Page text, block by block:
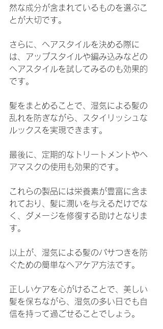
然な成分が含まれているものを選ぶこ
とが大切です。
さらに、ヘアスタイルを決める際に
は、アップスタイルや編み込みなどの
ヘアスタイルを試してみるのも効果的
です。
髪をまとめることで、湿気による髪の
乱れを防ぎながら、スタイリッシュな
ルックスを実現できます。
最後に、定期的なトリートメントやヘ
アマスクの使用も効果的です。
これらの製品には栄養素が豊富に含ま
れており、髪に潤いを与えるだけでな
く、ダメージを修復する助けとなりま
す。
以上が、湿気による髪のパサつきを防
ぐための簡単なヘアケア方法です。
正しいケアを心がけることで、美しい
髪を保ちながら、湿気の多い日でも自
信を持って過ごせることでしょう。